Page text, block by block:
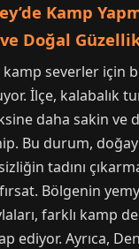
Kamp
Doğal
kamp severler için
İlçe, kalabalık
daha sakin ve
Bu durum,
tadını
Bölgenin
farklı kamp
ediyor. Ayrıca,